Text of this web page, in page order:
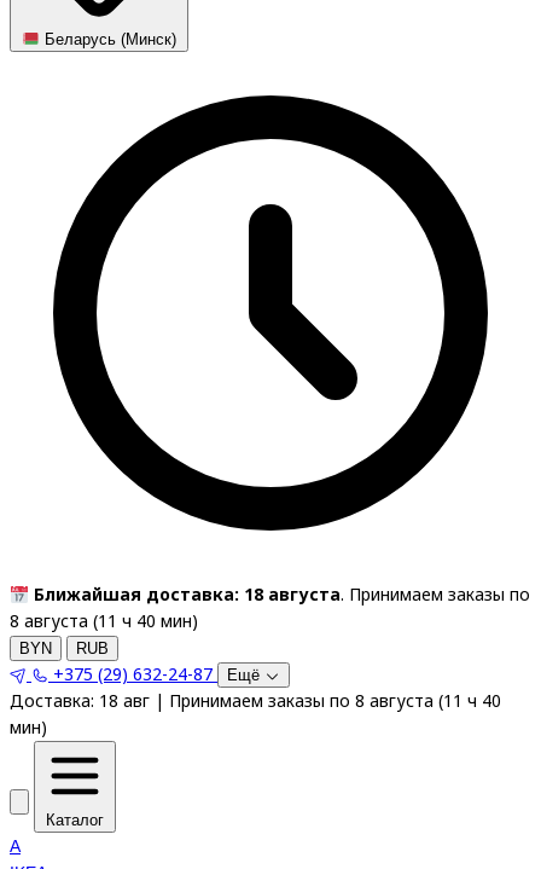
Беларусь (Минск)
Ближайшая доставка: 18 августа. Принимаем заказы по
8 августа (11 ч 40 мин)
BYN RUB
+375 (29) 632-24-87 Ещё
Доставка: 18 авг | Принимаем заказы по 8 августа (11 ч 40
мин)
Каталог
A